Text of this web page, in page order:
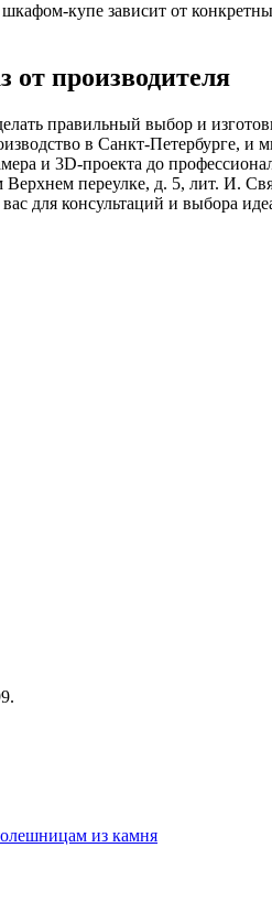
купе зависит от
от производителя
правильный выбор и
в Санкт-Петербурге,
и 3D-проекта до
переулке, д. 5, лит. И.
для консультаций и выбора
из камня